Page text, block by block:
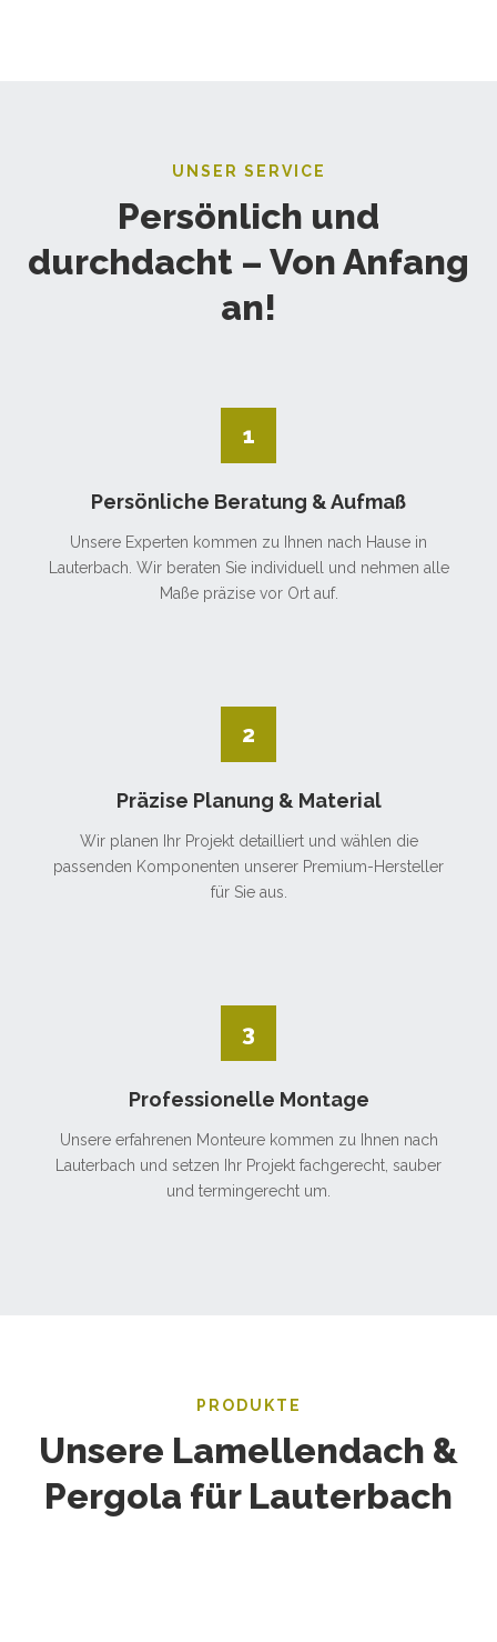
UNSER SERVICE
Persönlich und
durchdacht – Von Anfang
an!
1
Persönliche Beratung & Aufmaß
Unsere Experten kommen zu Ihnen nach Hause in
Lauterbach. Wir beraten Sie individuell und nehmen alle
Maße präzise vor Ort auf.
2
Präzise Planung & Material
Wir planen Ihr Projekt detailliert und wählen die
passenden Komponenten unserer Premium-Hersteller
für Sie aus.
3
Professionelle Montage
Unsere erfahrenen Monteure kommen zu Ihnen nach
Lauterbach und setzen Ihr Projekt fachgerecht, sauber
und termingerecht um.
PRODUKTE
Unsere Lamellendach &
Pergola für Lauterbach